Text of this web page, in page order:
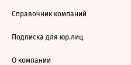
Справочник компаний
Подписка для юр.лиц
О компании